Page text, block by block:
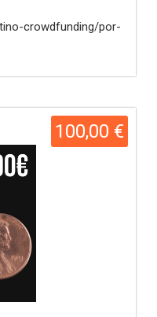
crowdfunding/por-
100,00 €